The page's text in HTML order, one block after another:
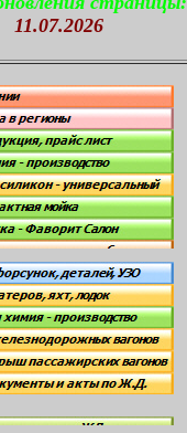
11.07.2026